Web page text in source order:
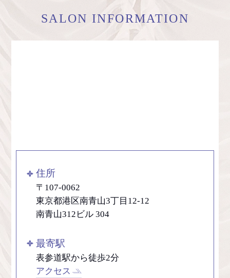
SALON INFORMATION
住所
〒107-0062
東京都港区南青山3丁目12-12
南青山312ビル 304
最寄駅
表参道駅から徒歩2分
アクセス